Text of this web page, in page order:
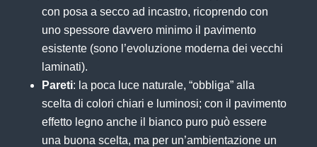
con posa a secco ad incastro, ricoprendo con
uno spessore davvero minimo il pavimento
esistente (sono l’evoluzione moderna dei vecchi
laminati).
Pareti: la poca luce naturale, “obbliga” alla
scelta di colori chiari e luminosi; con il pavimento
effetto legno anche il bianco puro può essere
una buona scelta, ma per un’ambientazione un